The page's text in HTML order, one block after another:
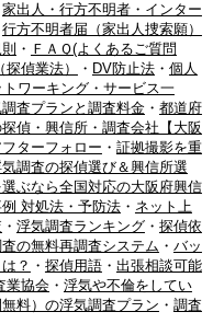
家出人・行方不明者・インター
行方不明者届（家出人捜索願）
・ ＦＡＱ(よくあるご質問
偵業法） ・ DV防止法・ 個人
ワーキング・サービス一
査プランと調査料金・ 都道府
偵・興信所・調査会社【大阪
ターフォロー ・ 証拠撮影を重
調査の探偵選び＆興信所選
ぶなら全国対応の大阪府興信
対処法・予防法・ ネット上
・ 浮気調査ランキング・ 探偵依
の無料再調査システム ・ バッ
？ ・ 探偵用語・ 出張相談可能
業協会・ 浮気や不倫をしてい
料）の浮気調査プラン ・ 調査